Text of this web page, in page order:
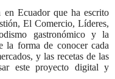
en Ecuador que ha escrito
El Comercio, Líderes,
gastronómico y la
la forma de conocer cada
y las recetas de las
este proyecto digital y